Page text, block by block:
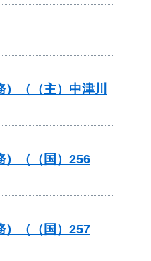
（（主）中津川
）（（国）256
）（（国）257